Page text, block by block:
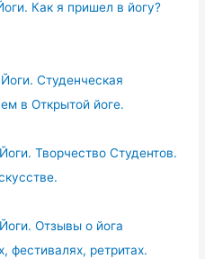
Как я пришел в йогу?
Студенческая
в Открытой йоге.
Творчество Студентов.
Отзывы о йога
фестивалях, ретритах.